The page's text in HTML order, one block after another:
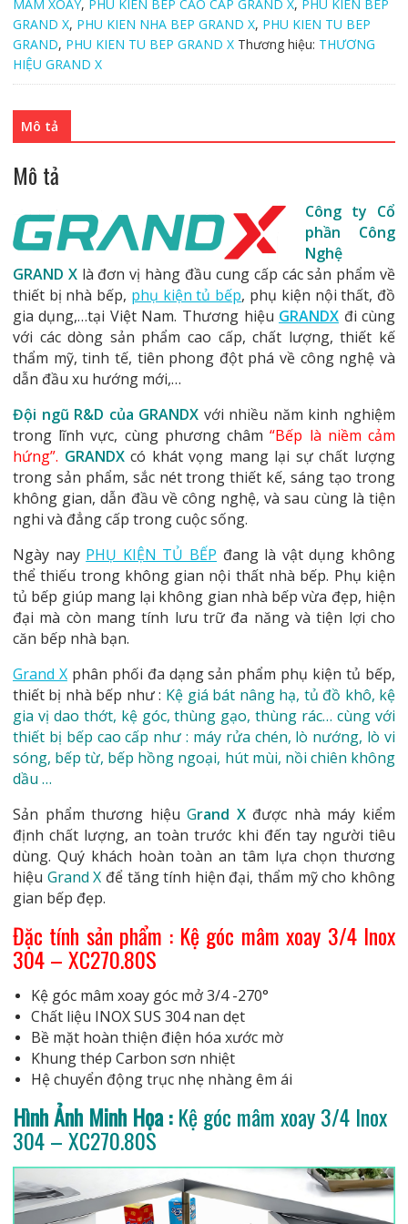
-
XC270.80S
số
lượng
MAM XOAY, PHU KIEN BEP CAO CAP GRAND X, PHU KIEN BEP
GRAND X, PHU KIEN NHA BEP GRAND X, PHU KIEN TU BEP
GRAND, PHU KIEN TU BEP GRAND X Thương hiệu: THƯƠNG
HIỆU GRAND X
Mô tả
Mô tả
Công ty Cổ
phần Công
Nghệ
GRAND Xlà đơn vị hàng đầu cung cấp các sản phẩm về
thiết bị nhà bếp, phụ kiện tủ bếp, phụ kiện nội thất, đồ
gia dụng,…tại Việt Nam. Thương hiệu GRANDX đi cùng
với các dòng sản phẩm cao cấp, chất lượng, thiết kế
thẩm mỹ, tinh tế, tiên phong đột phá về công nghệ và
dẫn đầu xu hướng mới,…
Đội ngũ R&D của GRANDX với nhiều năm kinh nghiệm
trong lĩnh vực, cùng phương châm“Bếp là niềm cảm
hứng”. GRANDXcó khát vọng mang lại sự chất lượng
trong sản phẩm, sắc nét trong thiết kế, sáng tạo trong
không gian, dẫn đầu về công nghệ, và sau cùng là tiện
nghi và đẳng cấp trong cuộc sống.
Ngày nay PHỤ KIỆN TỦ BẾP đang là vật dụng không
thể thiếu trong không gian nội thất nhà bếp. Phụ kiện
tủ bếp giúp mang lại không gian nhà bếp vừa đẹp, hiện
đại mà còn mang tính lưu trữ đa năng và tiện lợi cho
căn bếp nhà bạn.
Grand Xphân phối đa dạng sản phẩm phụ kiện tủ bếp,
thiết bị nhà bếp như : Kệ giá bát nâng hạ, tủ đồ khô, kệ
gia vị dao thớt, kệ góc, thùng gạo, thùng rác… cùng với
thiết bị bếp cao cấp như : máy rửa chén, lò nướng, lò vi
sóng, bếp từ, bếp hồng ngoại, hút mùi, nồi chiên không
dầu …
Sản phẩm thương hiệuGrand Xđược nhà máy kiểm
định chất lượng, an toàn trước khi đến tay người tiêu
dùng. Quý khách hoàn toàn an tâm lựa chọn thương
hiệu Grand X để tăng tính hiện đại, thẩm mỹ cho không
gian bếp đẹp.
Đặc tính sản phẩm : Kệ góc mâm xoay 3/4 Inox
304 – XC270.80S
Kệ góc mâm xoay góc mở 3/4 -270°
Chất liệu INOX SUS 304 nan dẹt
Bề mặt hoàn thiện điện hóa xước mờ
Khung thép Carbon sơn nhiệt
Hệ chuyển động trục nhẹ nhàng êm ái
Hình Ảnh Minh Họa :Kệ góc mâm xoay 3/4 Inox
304 – XC270.80S